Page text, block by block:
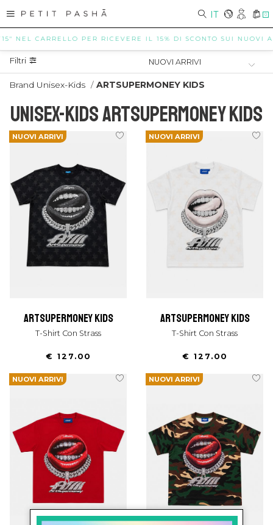
IT 0
CARRELLO PER RICEVERE IL 15% DI SCONTO SUI NUOVI
Filtri
Brand Unisex-Kids / ARTSUPERMONEY KIDS
UNISEX-KIDS ARTSUPERMONEY KIDS
NUOVI ARRIVI
artsupermoney kids
T-Shirt Con Strass
€ 127.00
NUOVI ARRIVI
artsupermoney kids
T-Shirt Con Strass
€ 127.00
NUOVI ARRIVI NUOVI ARRIVI